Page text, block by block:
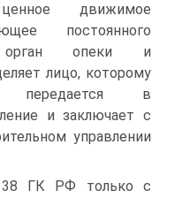
движимое
постоянного
орган опеки и
лицо, которому
передается в
и заключает с
управлении
38 ГК РФ только с